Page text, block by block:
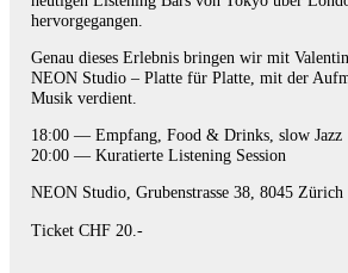
hervorgegangen.
Genau dieses Erlebnis bringen wir mit
NEON Studio – Platte für Platte, mit der
Musik verdient.
18:00 — Empfang, Food & Drinks, slow Jazz
20:00 — Kuratierte Listening Session
NEON Studio, Grubenstrasse 38, 8045 Zürich
Ticket CHF 20.-